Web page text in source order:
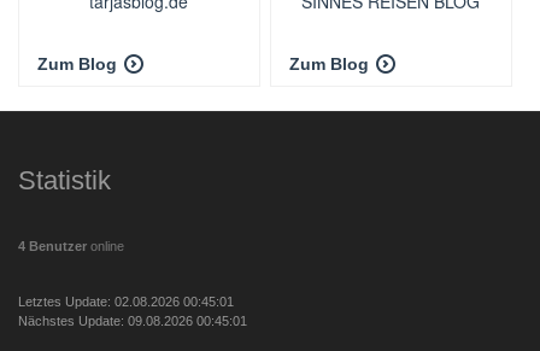
Zum Blog Zum Blog
Statistik
4 Benutzer online
Letztes Update: 02.08.2026 00:45:01
Nächstes Update: 09.08.2026 00:45:01